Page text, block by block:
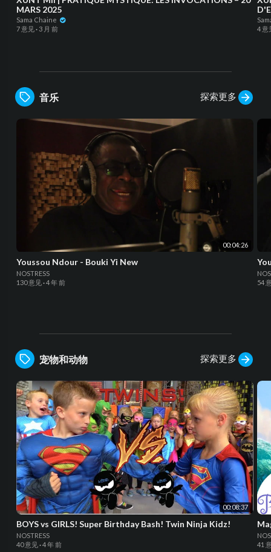
MARS 2025
Sama Chaine
7 意见· 3 月 前
4 意
音乐 探索更多
00:04:26
Youssou Ndour - Bouki Yi New
NOSTRESS
130 意见·4 年 前
54
宠物和动物 探索更多
00:08:37
BOYS vs GIRLS! Super Birthday Bash! Twin Ninja Kidz!
NOSTRESS
40 意见 ·4 年 前
41